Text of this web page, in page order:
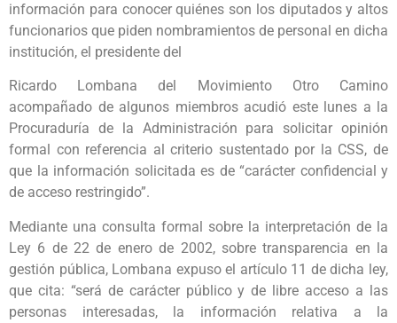
información para conocer quiénes son los diputados y altos
funcionarios que piden nombramientos de personal en dicha
institución, el presidente del
Ricardo Lombana del Movimiento Otro Camino
acompañado de algunos miembros acudió este lunes a la
Procuraduría de la Administración para solicitar opinión
formal con referencia al criterio sustentado por la CSS, de
que la información solicitada es de “carácter confidencial y
de acceso restringido”.
Mediante una consulta formal sobre la interpretación de la
Ley 6 de 22 de enero de 2002, sobre transparencia en la
gestión pública, Lombana expuso el artículo 11 de dicha ley,
que cita: “será de carácter público y de libre acceso a las
personas interesadas, la información relativa a la